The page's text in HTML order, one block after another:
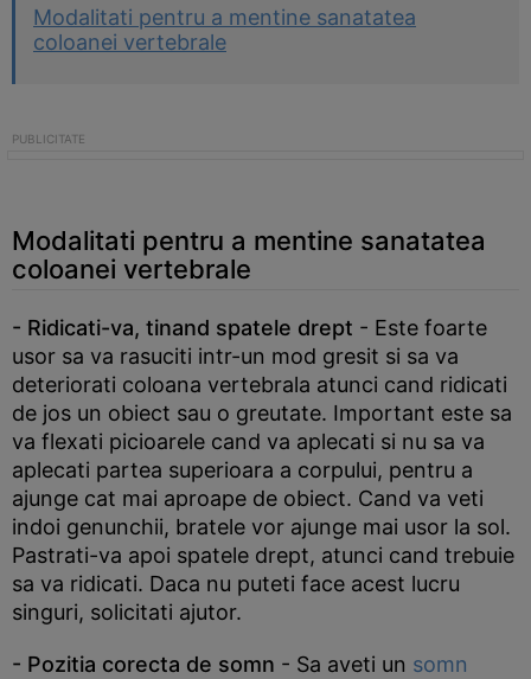
Modalitati pentru a mentine sanatatea
coloanei vertebrale
Modalitati pentru a mentine sanatatea
coloanei vertebrale
- Ridicati-va, tinand spatele drept - Este foarte
usor sa va rasuciti intr-un mod gresit si sa va
deteriorati coloana vertebrala atunci cand ridicati
de jos un obiect sau o greutate. Important este sa
va flexati picioarele cand va aplecati si nu sa va
aplecati partea superioara a corpului, pentru a
ajunge cat mai aproape de obiect. Cand va veti
indoi genunchii, bratele vor ajunge mai usor la sol.
Pastrati-va apoi spatele drept, atunci cand trebuie
sa va ridicati. Daca nu puteti face acest lucru
singuri, solicitati ajutor.
- Pozitia corecta de somn - Sa aveti un somn